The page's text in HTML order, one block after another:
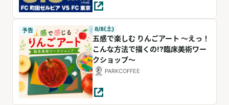
予告 8/8(土)
五感で楽しむ りんごアート ～えっ！
こんな方法で描くの!?臨床美術ワー
クショップ～
PARKCOFFEE